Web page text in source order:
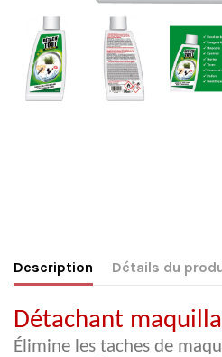
Description Détails du
Détachant
Élimine les taches de